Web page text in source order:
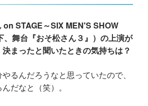
on STAGE～SIX MEN'S SHOW
、舞台『おそ松さん３』）の上演が
まったと聞いたときの気持ちは？
るんだろうなと思っていたので、
だなと（笑）。